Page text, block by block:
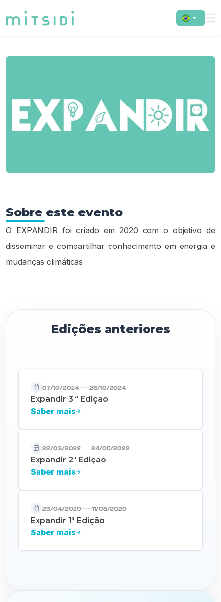
Mitsidi - Expandir
Sobre este evento
O EXPANDIR foi criado em 2020 com o objetivo de
disseminar e compartilhar conhecimento em energia e
mudanças climáticas
Edições anteriores
07/10/2024 28/10/2024
Expandir 3 ª Edição
Saber mais
22/03/2022 24/05/2022
Expandir 2ª Edição
Saber mais
23/04/2020 11/08/2020
Expandir 1ª Edição
Saber mais